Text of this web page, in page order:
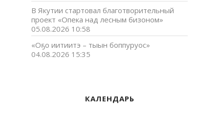
В Якутии стартовал благотворительный
проект «Опека над лесным бизоном»
05.08.2026 10:58
«Оҕо иитиитэ – тыын боппуруос»
04.08.2026 15:35
КАЛЕНДАРЬ